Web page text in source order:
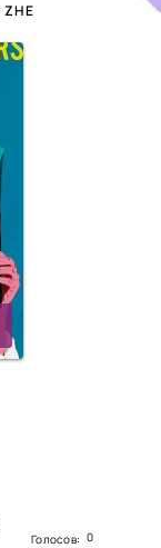
ZHE
Голосов: 0